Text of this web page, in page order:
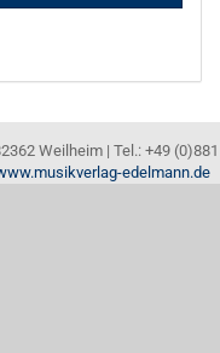
Weilheim | Tel.: +49 (0)881
edelmann.de